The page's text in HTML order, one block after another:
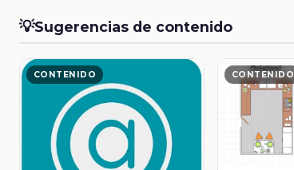
💡Sugerencias de contenido
CONTENIDO CONTENIDO